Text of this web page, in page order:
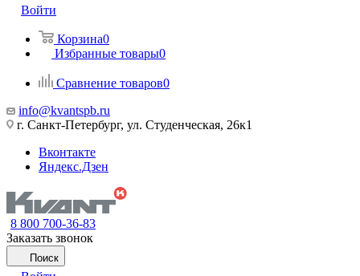
Войти
Корзина0
Избранные товары0
Сравнение товаров0
info@kvantspb.ru
г. Санкт-Петербург, ул. Студенческая, 26к1
Вконтакте
Яндекс.Дзен
8 800 700-36-83
Заказать звонок
Поиск